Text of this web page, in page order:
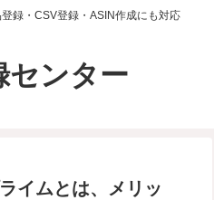
録・CSV登録・ASIN作成にも対応
センター
イムとは、メリッ